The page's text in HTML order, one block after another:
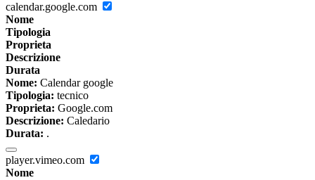
calendar.google.com
Nome
Tipologia
Proprieta
Descrizione
Durata
Nome: Calendar google
Tipologia: tecnico
Proprieta: Google.com
Descrizione: Caledario
Durata: .
player.vimeo.com
Nome